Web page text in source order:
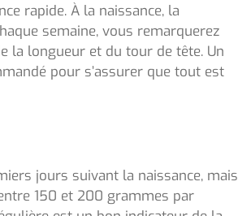
rapide. À la naissance, la
semaine, vous remarquerez
la longueur et du tour de tête. Un
pour s’assurer que tout est
jours suivant la naissance, mais
150 et 200 grammes par